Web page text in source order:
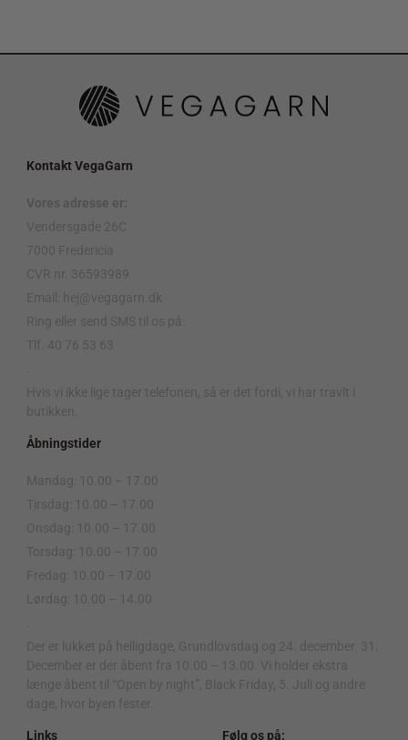
Kontakt VegaGarn
Vores adresse er:
Vendersgade 26C
7000 Fredericia
CVR nr. 36593989
Email: hej@vegagarn.dk
Ring eller send SMS til os på:
Tlf. 40 76 53 63
Hvis vi ikke lige tager telefonen, så er det fordi, vi har travlt i
butikken.
Åbningstider
Mandag: 10.00 – 17.00
Tirsdag: 10.00 – 17.00
Onsdag: 10.00 – 17.00
Torsdag: 10.00 – 17.00
Fredag: 10.00 – 17.00
Lørdag: 10.00 – 14.00
Der er lukket på helligdage, Grundlovsdag og 24. december. 31.
December er der åbent fra 10.00 – 13.00. Vi holder ekstra
længe åbent til “Open by night”, Black Friday, 5. Juli og andre
dage, hvor byen fester.
Links Følg os på: